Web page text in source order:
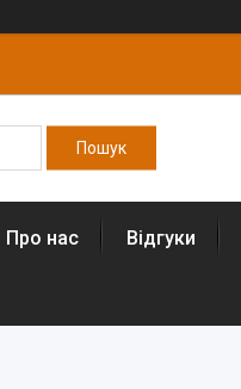
Про нас Відгуки